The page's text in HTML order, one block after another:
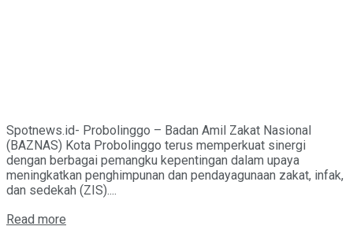
Spotnews.id- Probolinggo – Badan Amil Zakat Nasional
(BAZNAS) Kota Probolinggo terus memperkuat sinergi
dengan berbagai pemangku kepentingan dalam upaya
meningkatkan penghimpunan dan pendayagunaan zakat, infak,
dan sedekah (ZIS)....
Read more